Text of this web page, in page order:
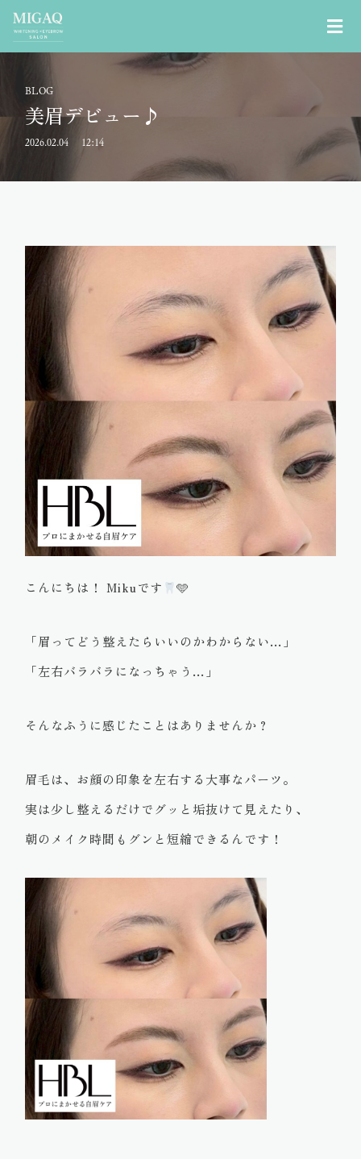
BLOG
美眉デビュー♪
2026.02.04 12:14
こんにちは！ Mikuです 🩵
「眉ってどう整えたらいいのかわからない…」
「左右バラバラになっちゃう…」
そんなふうに感じたことはありませんか？
眉毛は、お顔の印象を左右する大事なパーツ。
実は少し整えるだけでグッと垢抜けて見えたり、
朝のメイク時間もグンと短縮できるんです！